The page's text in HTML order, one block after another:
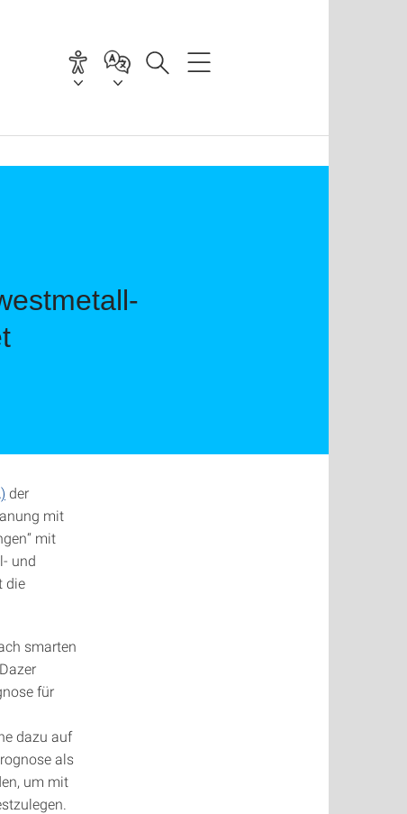
der
mit
mit
und
die
smarten
für
dazu auf
als
um mit